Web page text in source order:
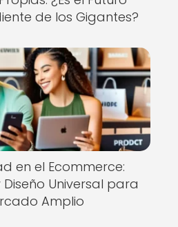
de los Gigantes?
en el Ecommerce:
Universal para
Amplio